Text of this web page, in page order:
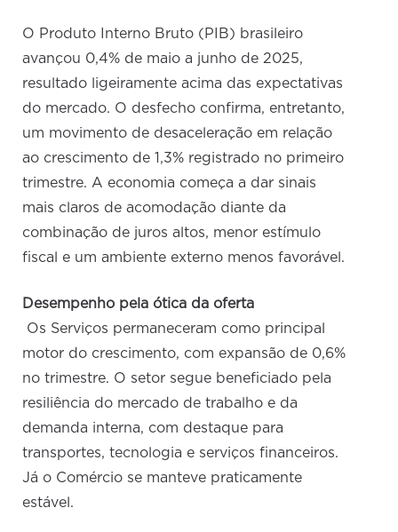
O Produto Interno Bruto (PIB) brasileiro
avançou 0,4% de maio a junho de 2025,
resultado ligeiramente acima das expectativas
do mercado. O desfecho confirma, entretanto,
um movimento de desaceleração em relação
ao crescimento de 1,3% registrado no primeiro
trimestre. A economia começa a dar sinais
mais claros de acomodação diante da
combinação de juros altos, menor estímulo
fiscal e um ambiente externo menos favorável.
Desempenho pela ótica da oferta
Os Serviços permaneceram como principal
motor do crescimento, com expansão de 0,6%
no trimestre. O setor segue beneficiado pela
resiliência do mercado de trabalho e da
demanda interna, com destaque para
transportes, tecnologia e serviços financeiros.
Já o Comércio se manteve praticamente
estável.